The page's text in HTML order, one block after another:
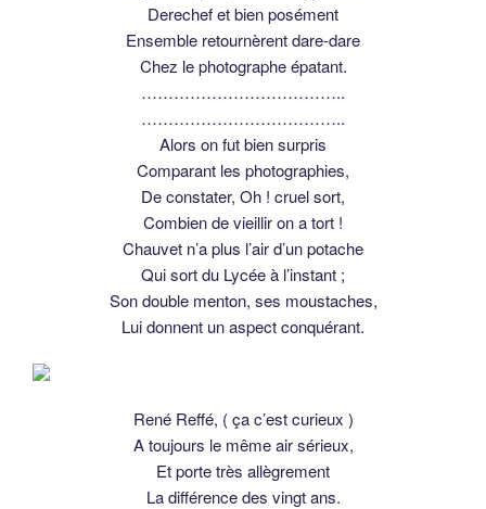
Derechef et bien posément
Ensemble retournèrent dare-dare
Chez le photographe épatant.
………………………………..
………………………………..
Alors on fut bien surpris
Comparant les photographies,
De constater, Oh ! cruel sort,
Combien de vieillir on a tort !
Chauvet n’a plus l’air d’un potache
Qui sort du Lycée à l’instant ;
Son double menton, ses moustaches,
Lui donnent un aspect conquérant.
René Reffé, ( ça c’est curieux )
A toujours le même air sérieux,
Et porte très allègrement
La différence des vingt ans.